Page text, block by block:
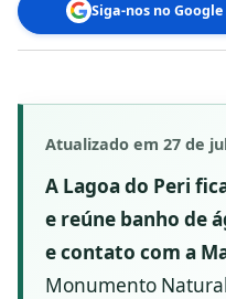
Siga-nos no Google
Atualizado em 27 de
A Lagoa do Peri
e reúne banho de
e contato com a
Monumento